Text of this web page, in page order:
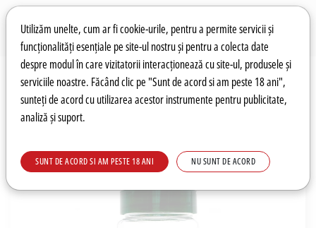
Preferințe pentru cookie-uri
Utilizăm unelte, cum ar fi cookie-urile, pentru a permite servicii și
funcționalități esențiale pe site-ul nostru și pentru a colecta date
despre modul în care vizitatorii interacționează cu site-ul, produsele și
serviciile noastre. Făcând clic pe "Sunt de acord si am peste 18 ani",
sunteți de acord cu utilizarea acestor instrumente pentru publicitate,
analiză și suport.
SUNT DE ACORD SI AM PESTE 18 ANI NU SUNT DE ACORD
Wishlist Autentificare